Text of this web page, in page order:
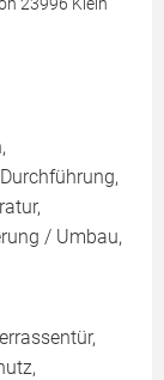
/ Umbau,